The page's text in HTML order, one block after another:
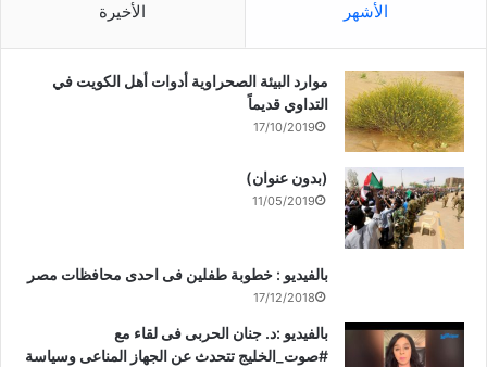
الأشهر الأخيرة
موارد البيئة الصحراوية أدوات أهل الكويت في
التداوي قديماً
17/10/2019
(بدون عنوان)
11/05/2019
بالفيديو : خطوبة طفلين فى احدى محافظات مصر
17/12/2018
بالفيديو :د. جنان الحربى فى لقاء مع
#صوت_الخليج تتحدث عن الجهاز المناعى وسياسة